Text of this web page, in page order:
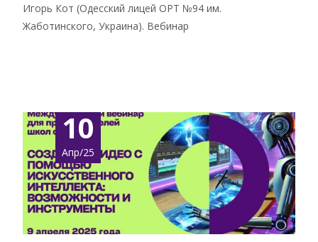
Игорь Кот (Одесский лицей ОРТ №94 им.
Жаботинского, Украина). Вебинар
10
Апр/25